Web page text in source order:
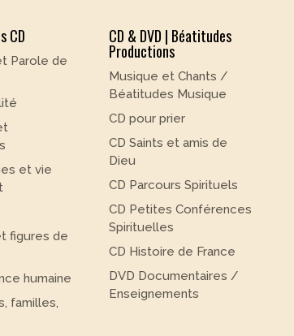
CD
Parole de
et vie
figures de
humaine
familles,
CD & DVD | Béatitudes
Productions
Musique et Chants /
Béatitudes Musique
CD pour prier
CD Saints et amis de
Dieu
CD Parcours Spirituels
CD Petites Conférences
Spirituelles
CD Histoire de France
DVD Documentaires /
Enseignements